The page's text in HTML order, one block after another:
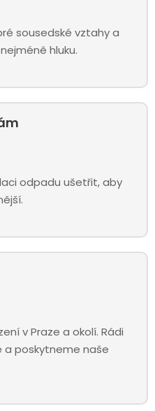
sousedské vztahy a
hluku.
odpadu ušetřit, aby
v Praze a okolí. Rádi
a poskytneme naše